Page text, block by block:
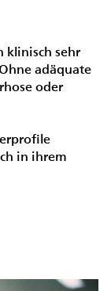
klinisch sehr
adäquate
oder
in ihrem